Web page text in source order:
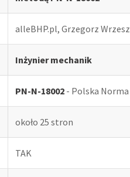
alleBHP.pl, Grzegorz
Inżynier mechanik
PN-N-18002 - Polska
około 25 stron
TAK